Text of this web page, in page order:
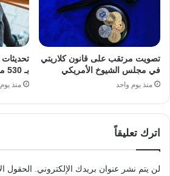
تصويت مرتقب على قانون كلاريتي
في مجلس الشيوخ الأمريكي
منذ يوم واحد
بـ 530 مليون دولار
منذ
اترك تعليقاً
لن يتم نشر عنوان بريدك الإلكتروني. الحقول